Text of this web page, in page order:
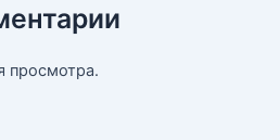
просмотра.